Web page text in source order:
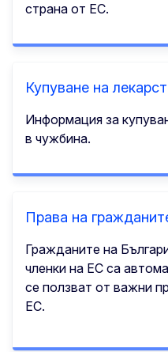
страна от ЕС.
Купуване на
Информация за
в чужбина.
Права на
Гражданите на
членки на ЕС са
се ползват от важни
ЕС.